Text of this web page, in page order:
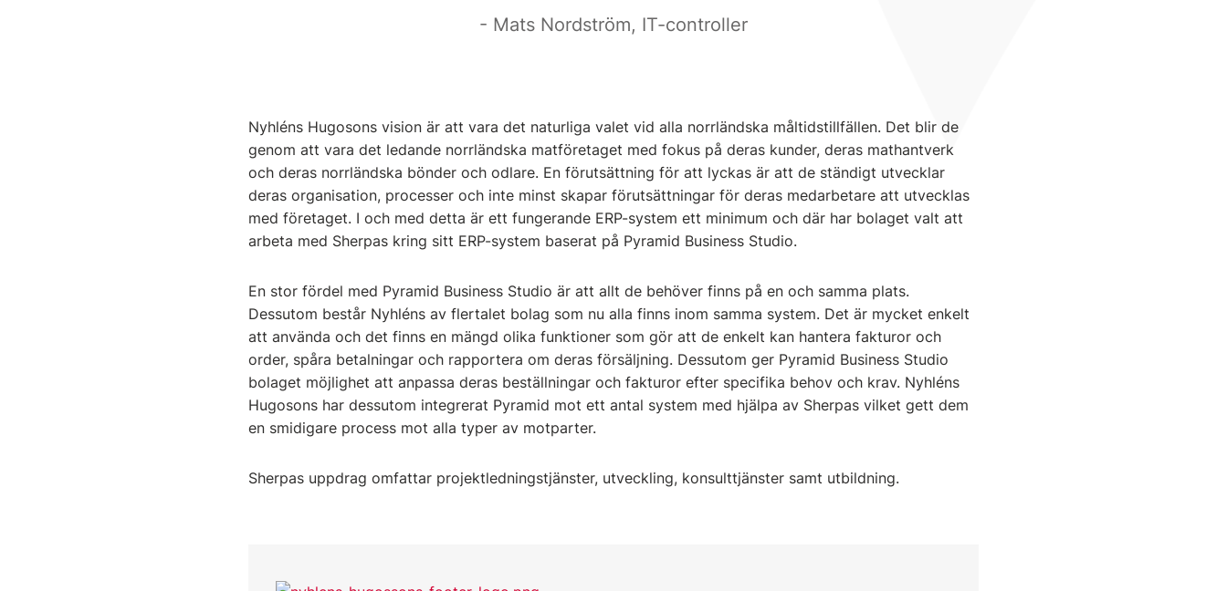
Mats Nordström, IT-controller
Nyhléns Hugosons vision är att vara det naturliga valet vid alla norrländska måltidstillfällen. Det blir de
genom att vara det ledande norrländska matföretaget med fokus på deras kunder, deras mathantverk
och deras norrländska bönder och odlare. En förutsättning för att lyckas är att de ständigt utvecklar
deras organisation, processer och inte minst skapar förutsättningar för deras medarbetare att utvecklas
med företaget. I och med detta är ett fungerande ERP-system ett minimum och där har bolaget valt att
arbeta med Sherpas kring sitt ERP-system baserat på Pyramid Business Studio.
En stor fördel med Pyramid Business Studio är att allt de behöver finns på en och samma plats.
Dessutom består Nyhléns av flertalet bolag som nu alla finns inom samma system. Det är mycket enkelt
att använda och det finns en mängd olika funktioner som gör att de enkelt kan hantera fakturor och
order, spåra betalningar och rapportera om deras försäljning. Dessutom ger Pyramid Business Studio
bolaget möjlighet att anpassa deras beställningar och fakturor efter specifika behov och krav. Nyhléns
Hugosons har dessutom integrerat Pyramid mot ett antal system med hjälpa av Sherpas vilket gett dem
en smidigare process mot alla typer av motparter.
Sherpas uppdrag omfattar projektledningstjänster, utveckling, konsulttjänster samt utbildning.